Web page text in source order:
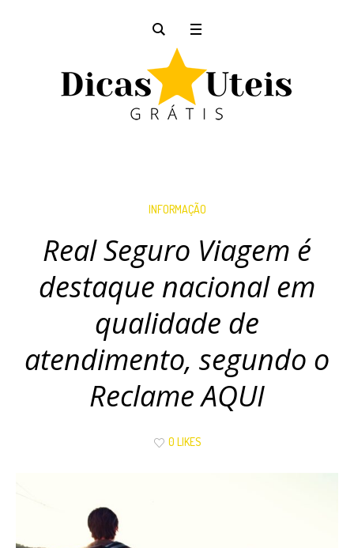
INFORMAÇÃO
Real Seguro Viagem é
destaque nacional em
qualidade de
atendimento, segundo o
Reclame AQUI
0 LIKES